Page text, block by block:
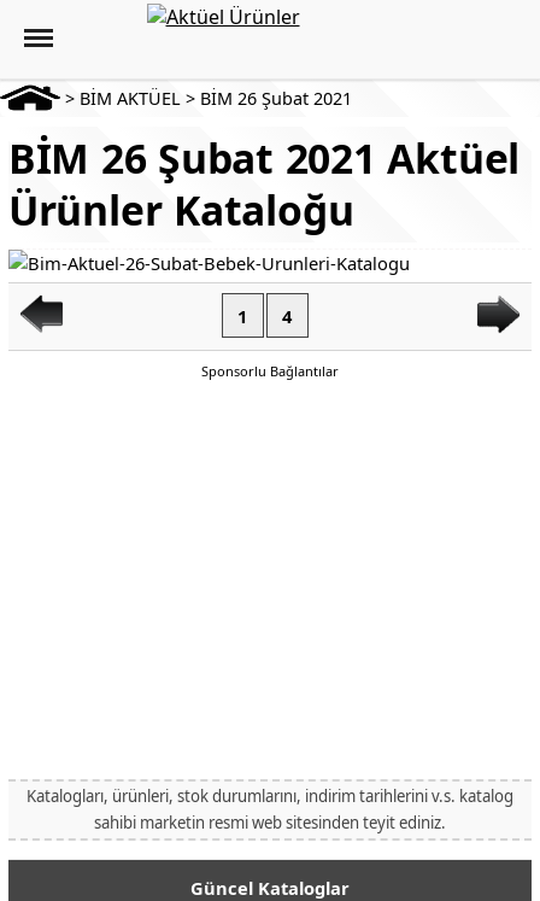
> BİM AKTÜEL > BİM 26 Şubat 2021
BİM 26 Şubat 2021 Aktüel
Ürünler Kataloğu
1 4
Sponsorlu Bağlantılar
Katalogları, ürünleri, stok durumlarını, indirim tarihlerini v.s. katalog
sahibi marketin resmi web sitesinden teyit ediniz.
Güncel Kataloglar